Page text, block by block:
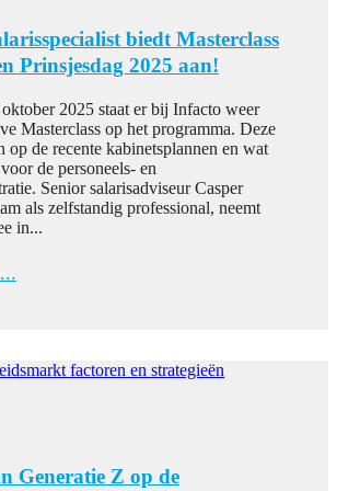
biedt Masterclass
Prinsjesdag 2025 aan!
2025 staat er bij Infacto weer
Masterclass op het programma. Deze
op de recente kabinetsplannen en wat
de personeels- en
Senior salarisadviseur Casper
als zelfstandig professional, neemt
in...
Generatie Z op de